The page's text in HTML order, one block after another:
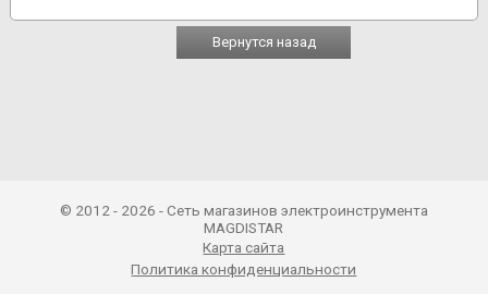
Вернутся назад
© 2012 - 2026 - Сеть магазинов электроинструмента
MAGDISTAR
Карта сайта
Политика конфиденциальности